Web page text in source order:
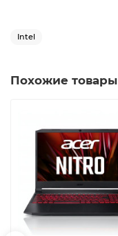
Intel
Похожие товары